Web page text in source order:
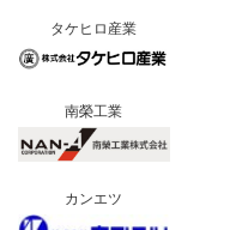
タケヒロ産業
南榮工業
カンエツ